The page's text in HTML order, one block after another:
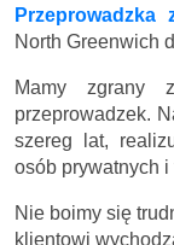
Przeprowadzka
North Greenwich
Mamy zgrany
przeprowadzek.
szereg lat,
osób prywatnych i
Nie boimy się
klientowi